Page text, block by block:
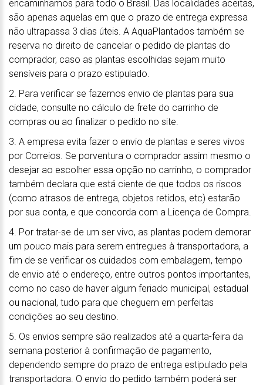
encaminhamos para todo o Brasil. Das localidades aceitas,
são apenas aquelas em que o prazo de entrega expressa
não ultrapassa 3 dias úteis. A AquaPlantados também se
reserva no direito de cancelar o pedido de plantas do
comprador, caso as plantas escolhidas sejam muito
sensíveis para o prazo estipulado.
2. Para verificar se fazemos envio de plantas para sua
cidade, consulte no cálculo de frete do carrinho de
compras ou ao finalizar o pedido no site.
3. A empresa evita fazer o envio de plantas e seres vivos
por Correios. Se porventura o comprador assim mesmo o
desejar ao escolher essa opção no carrinho, o comprador
também declara que está ciente de que todos os riscos
(como atrasos de entrega, objetos retidos, etc) estarão
por sua conta, e que concorda com a Licença de Compra.
4. Por tratar-se de um ser vivo, as plantas podem demorar
um pouco mais para serem entregues à transportadora, a
fim de se verificar os cuidados com embalagem, tempo
de envio até o endereço, entre outros pontos importantes,
como no caso de haver algum feriado municipal, estadual
ou nacional, tudo para que cheguem em perfeitas
condições ao seu destino.
5. Os envios sempre são realizados até a quarta-feira da
semana posterior à confirmação de pagamento,
dependendo sempre do prazo de entrega estipulado pela
transportadora. O envio do pedido também poderá ser